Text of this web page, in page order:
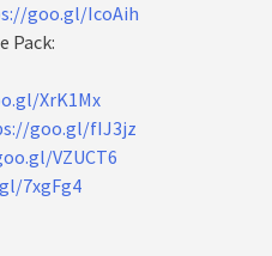
goo.gl/IcoAih
Pack:
XrK1Mx
goo.gl/fIJ3jz
VZUCT6
7xgFg4